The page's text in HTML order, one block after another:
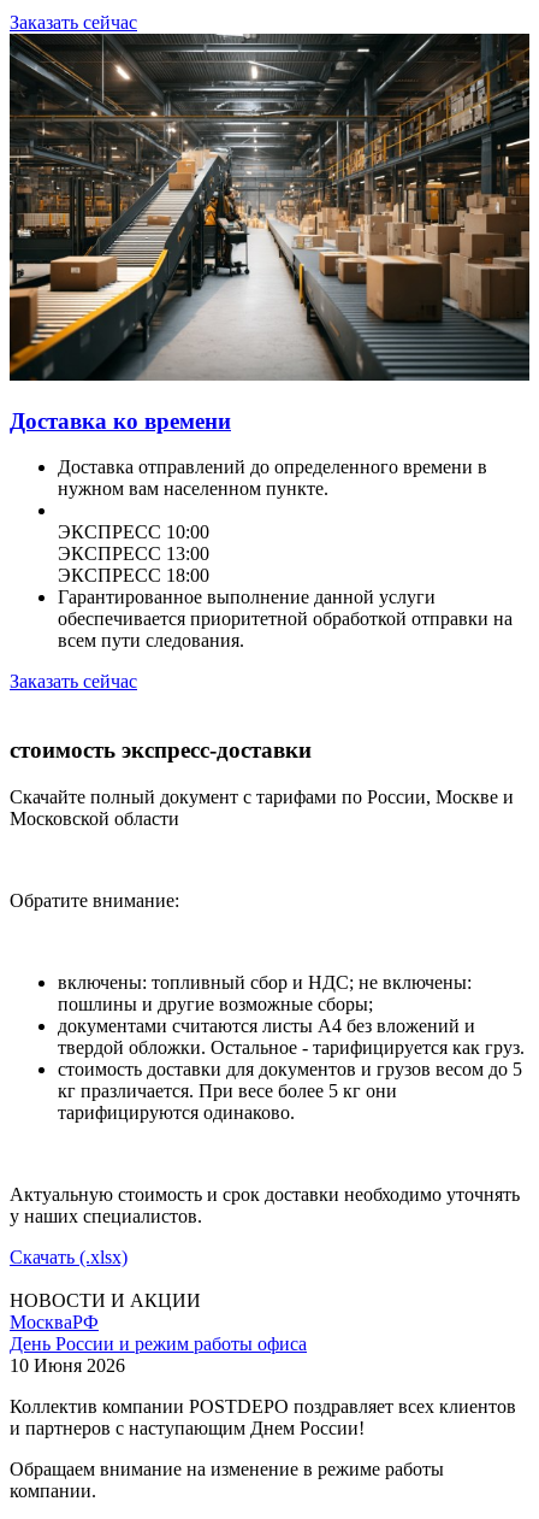
Заказать сейчас
Доставка ко времени
Доставка отправлений до определенного времени в
нужном вам населенном пункте.
ЭКСПРЕСС 10:00
ЭКСПРЕСС 13:00
ЭКСПРЕСС 18:00
Гарантированное выполнение данной услуги
обеспечивается приоритетной обработкой отправки на
всем пути следования.
Заказать сейчас
стоимость экспресс-доставки
Скачайте полный документ с тарифами по России, Москве и
Московской области
Обратите внимание:
включены: топливный сбор и НДС; не включены:
пошлины и другие возможные сборы;
документами считаются листы А4 без вложений и
твердой обложки. Остальное - тарифицируется как груз.
стоимость доставки для документов и грузов весом до 5
кг празличается. При весе более 5 кг они
тарифицируются одинаково.
Актуальную стоимость и срок доставки необходимо уточнять
у наших специалистов.
Скачать (.xlsx)
НОВОСТИ И АКЦИИ
МоскваРФ
День России и режим работы офиса
10 Июня 2026
Коллектив компании POSTDEPO поздравляет всех клиентов
и партнеров с наступающим Днем России!
Обращаем внимание на изменение в режиме работы
компании.